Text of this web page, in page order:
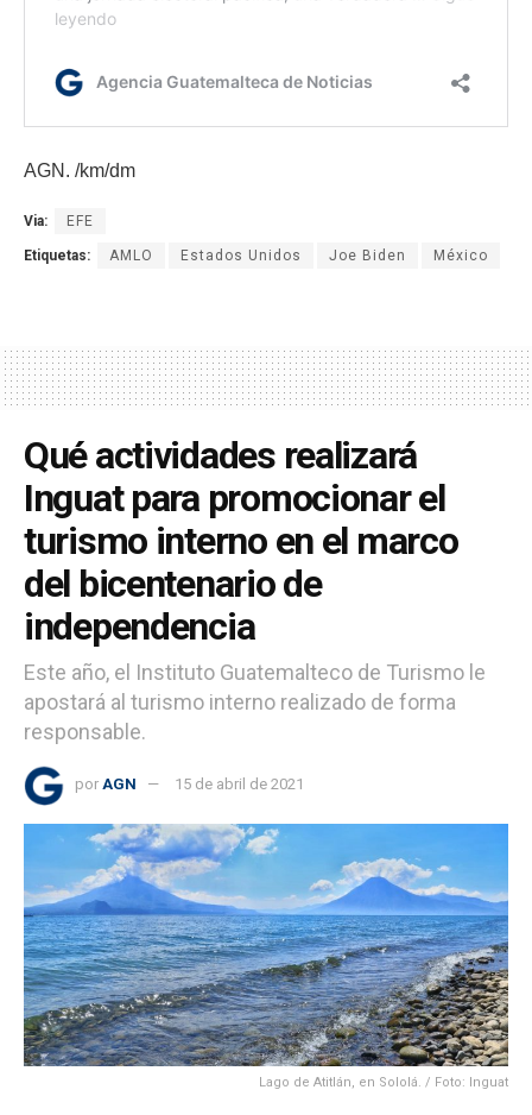
AGN. /km/dm
Via: EFE
Etiquetas: AMLO Estados Unidos Joe Biden México
Qué actividades realizará
Inguat para promocionar el
turismo interno en el marco
del bicentenario de
independencia
Este año, el Instituto Guatemalteco de Turismo le
apostará al turismo interno realizado de forma
responsable.
por AGN 15 de abril de 2021
Lago de Atitlán, en Sololá. / Foto: Inguat